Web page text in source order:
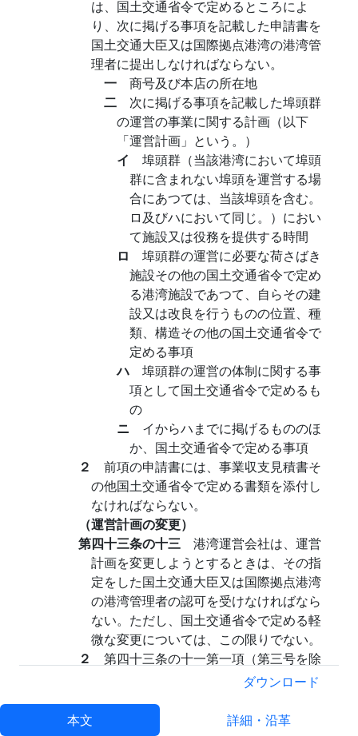
は、国土交通省令で定めるところによ
り、次に掲げる事項を記載した申請書を
国土交通大臣又は国際拠点港湾の港湾管
理者に提出しなければならない。
一 商号及び本店の所在地
二 次に掲げる事項を記載した埠頭群
の運営の事業に関する計画（以下
「運営計画」という。）
イ 埠頭群（当該港湾において埠頭
群に含まれない埠頭を運営する場
合にあつては、当該埠頭を含む。
ロ及びハにおいて同じ。）におい
て施設又は役務を提供する時間
ロ 埠頭群の運営に必要な荷さばき
施設その他の国土交通省令で定め
る港湾施設であつて、自らその建
設又は改良を行うものの位置、種
類、構造その他の国土交通省令で
定める事項
ハ 埠頭群の運営の体制に関する事
項として国土交通省令で定めるも
の
ニ イからハまでに掲げるもののほ
か、国土交通省令で定める事項
２ 前項の申請書には、事業収支見積書そ
の他国土交通省令で定める書類を添付し
なければならない。
（運営計画の変更）
第四十三条の十三 港湾運営会社は、運営
計画を変更しようとするときは、その指
定をした国土交通大臣又は国際拠点港湾
の港湾管理者の認可を受けなければなら
ない。ただし、国土交通省令で定める軽
微な変更については、この限りでない。
２ 第四十三条の十一第一項（第三号を除
く。）の規定は前項の国土交通大臣の認
く。）の規定は前項の国際拠点港湾の港
ダウンロード
本文 詳細・沿革